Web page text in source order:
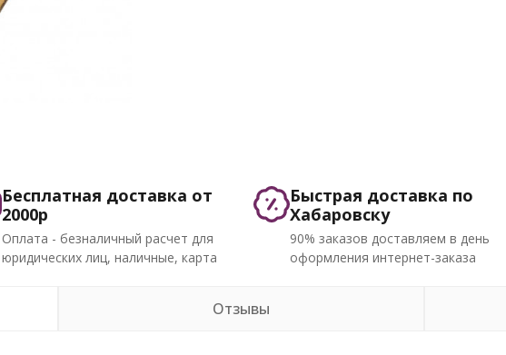
Бесплатная доставка от
2000р
Оплата - безналичный расчет для
юридических лиц, наличные, карта
Быстрая доставка по
Хабаровску
90% заказов доставляем в день
оформления интернет-заказа
Отзывы